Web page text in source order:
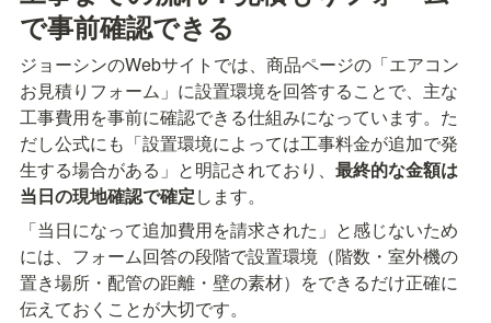
で事前確認できる
ジョーシンのWebサイトでは、商品ページの「エアコン
お見積りフォーム」に設置環境を回答することで、主な
工事費用を事前に確認できる仕組みになっています。た
だし公式にも「設置環境によっては工事料金が追加で発
生する場合がある」と明記されており、 最終的な金額は
当日の現地確認で確定します。
「当日になって追加費用を請求された」と感じないため
には、フォーム回答の段階で設置環境（階数・室外機の
置き場所・配管の距離・壁の素材）をできるだけ正確に
伝えておくことが大切です。